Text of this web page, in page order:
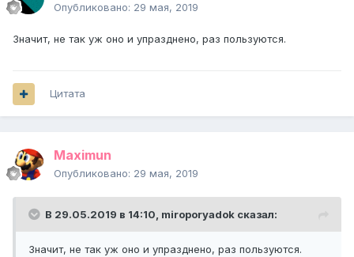
Опубликовано: 29 мая, 2019
Значит, не так уж оно и упразднено, раз пользуются.
Цитата
Maximun
Опубликовано: 29 мая, 2019
В 29.05.2019 в 14:10, miroporyadok сказал:
Значит, не так уж оно и упразднено, раз пользуются.